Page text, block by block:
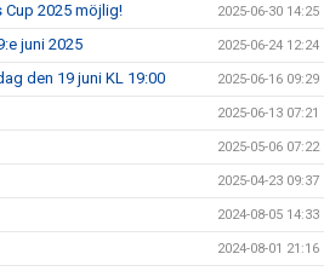
2025 möjlig! 2025-06-30 14:25
juni 2025 2025-06-24 12:24
den 19 juni KL 19:00 2025-06-16 09:29
2025-06-13 07:21
2025-05-06 07:22
2025-04-23 09:37
2024-08-05 14:33
2024-08-01 21:16